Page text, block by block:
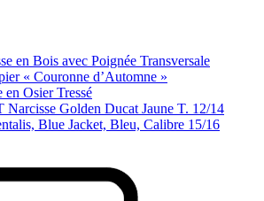
en Bois avec Poignée Transversale
« Couronne d’Automne »
en Osier Tressé
Golden Ducat Jaune T. 12/14
Blue Jacket, Bleu, Calibre 15/16